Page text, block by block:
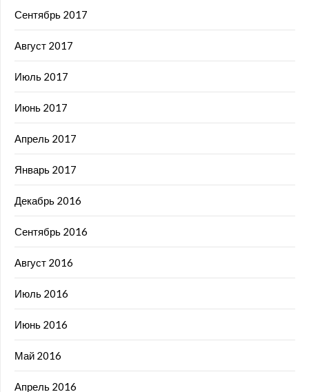
Сентябрь 2017
Август 2017
Июль 2017
Июнь 2017
Апрель 2017
Январь 2017
Декабрь 2016
Сентябрь 2016
Август 2016
Июль 2016
Июнь 2016
Май 2016
Апрель 2016